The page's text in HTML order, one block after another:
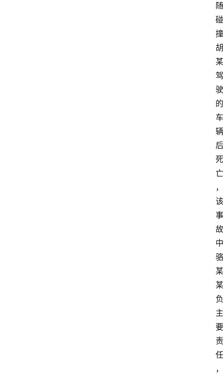
随
碰
撞
胡
某
驾
驶
的
车
辆
后
死
亡
，
该
事
故
中
骆
某
某
负
主
要
责
任
，